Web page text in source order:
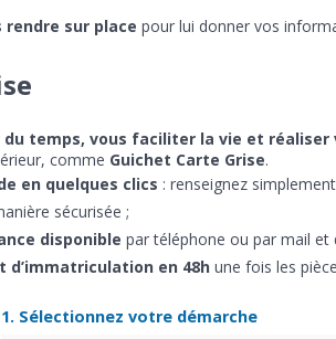
rendre sur place pour lui donner vos
temps, vous faciliter la vie et réaliser
comme Guichet Carte Grise.
en quelques clics : renseignez
sécurisée ;
disponible par téléphone ou par mail et
en 48h une fois les
1. Sélectionnez votre démarche